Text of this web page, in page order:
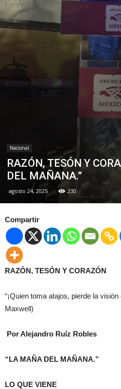
Nacional
RAZÓN, TESÓN Y
DEL MAÑANA.”
agosto 24, 2025 230
Compartir
RAZÓN, TESÓN Y CORAZÓN
“¡Quien toma atajos, pierde la
Maxwell)
Por Alejandro Ruíz Robles
“LA MAÑA DEL MAÑANA.”
LO QUE VIENE